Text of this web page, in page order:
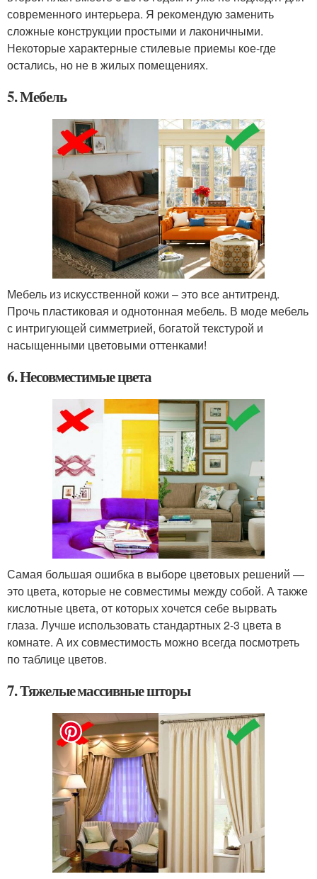
современного интерьера. Я рекомендую заменить
сложные конструкции простыми и лаконичными.
Некоторые характерные стилевые приемы кое-где
остались, но не в жилых помещениях.
5. Мебель
Мебель из искусственной кожи – это все антитренд.
Прочь пластиковая и однотонная мебель. В моде мебель
с интригующей симметрией, богатой текстурой и
насыщенными цветовыми оттенками!
6. Несовместимые цвета
Самая большая ошибка в выборе цветовых решений —
это цвета, которые не совместимы между собой. А также
кислотные цвета, от которых хочется себе вырвать
глаза. Лучше использовать стандартных 2-3 цвета в
комнате. А их совместимость можно всегда посмотреть
по таблице цветов.
7. Тяжелые массивные шторы